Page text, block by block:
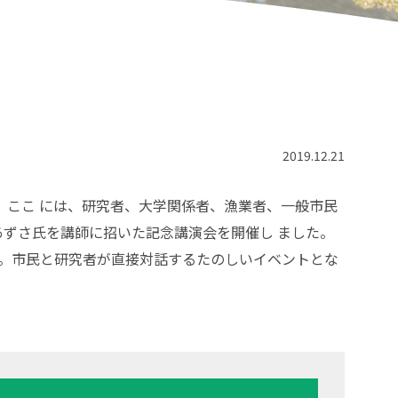
2019.12.21
こ には、研究者、大学関係者、漁業者、一般市民
さ氏を講師に招いた記念講演会を開催し ました。
民と研究者が直接対話するたのしいイベントとな